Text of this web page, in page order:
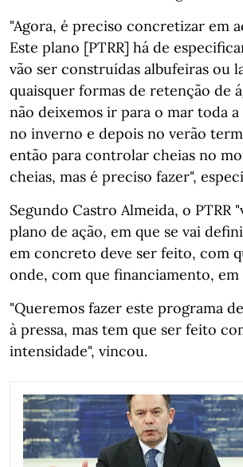
"Agora, é preciso concretizar em
Este plano [PTRR] há de
vão ser construídas albufeiras ou
quaisquer formas de retenção de
não deixemos ir para o mar toda
no inverno e depois no verão
então para controlar cheias no
cheias, mas é preciso fazer",
Segundo Castro Almeida, o PTRR
plano de ação, em que se vai
em concreto deve ser feito, com
onde, com que financiamento, em
"Queremos fazer este programa
à pressa, mas tem que ser feito
intensidade", vincou.